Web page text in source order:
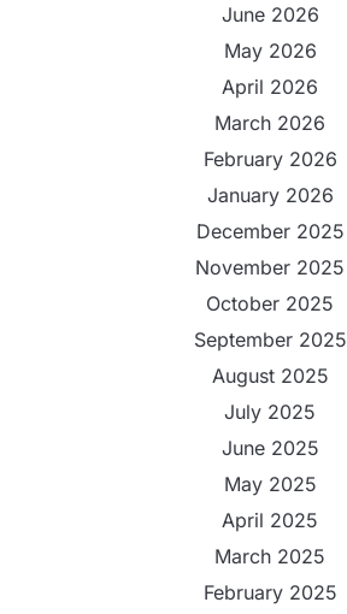
June 2026
May 2026
April 2026
March 2026
February 2026
January 2026
December 2025
November 2025
October 2025
September 2025
August 2025
July 2025
June 2025
May 2025
April 2025
March 2025
February 2025